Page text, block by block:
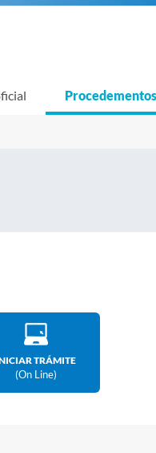
TRÁMITE
(on Line)